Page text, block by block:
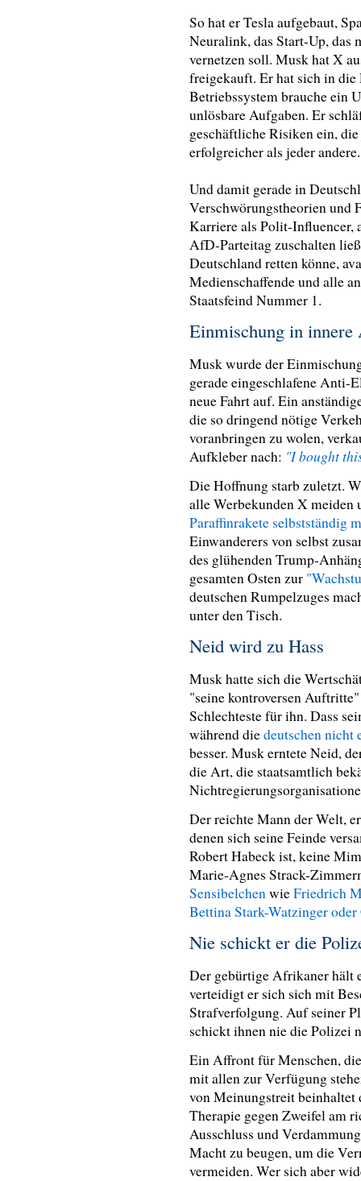
So hat er Tesla aufgebaut,
Neuralink, das Start-Up, das
vernetzen soll. Musk hat X
freigekauft. Er hat sich in
Betriebssystem brauche ein
unlösbare Aufgaben. Er
geschäftliche Risiken ein,
erfolgreicher als jeder andere.
Und damit gerade in
Verschwörungstheorien und
Karriere als Polit-Influencer,
AfD-Parteitag zuschalten
Deutschland retten könne,
Medienschaffende und alle
Staatsfeind Nummer 1.
Einmischung in innere
Musk wurde der
gerade eingeschlafene Anti-
neue Fahrt auf. Ein
die so dringend nötige
voranbringen zu wolen,
Aufkleber nach: "I bought
Die Hoffnung starb zuletzt.
alle Werbekunden X
Paraffinrakete selbstständig
Einwanderers von selbst
des glühenden Trump-
gesamten Osten zur
deutschen Rumpelzuges
unter den Tisch.
Neid wird zu Hass
Musk hatte sich die
"seine kontroversen
Schlechteste für ihn. Dass
während diedeutschen nicht
besser. Musk erntete Neid,
die Art, die staatsamtlich
Der reichte Mann der Welt,
denen sich seine Feinde
Robert Habeck ist, keine
Marie-Agnes Strack-
Sensibelchen wieFriedrich
Bettina Stark-Watzinger
Nie schickt er die
Der gebürtige Afrikaner hält
verteidigt er sich sich mit
Strafverfolgung. Auf seiner
schickt ihnen nie die Polizei
Ein Affront für Menschen,
mit allen zur Verfügung
von Meinungstreit beinhaltet
Therapie gegen Zweifel am
Ausschluss und
Macht zu beugen, um die
vermeiden. Wer sich aber